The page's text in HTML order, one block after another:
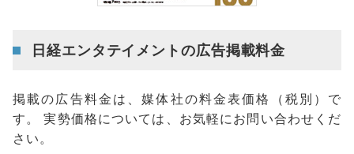
日経エンタテイメントの広告掲載料金
掲載の広告料金は、媒体社の料金表価格（税別）で
す。 実勢価格については、お気軽にお問い合わせくだ
さい。